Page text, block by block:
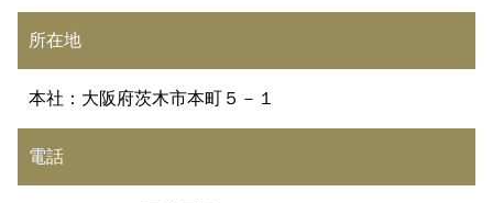
所在地
本社：大阪府茨木市本町５－１
電話